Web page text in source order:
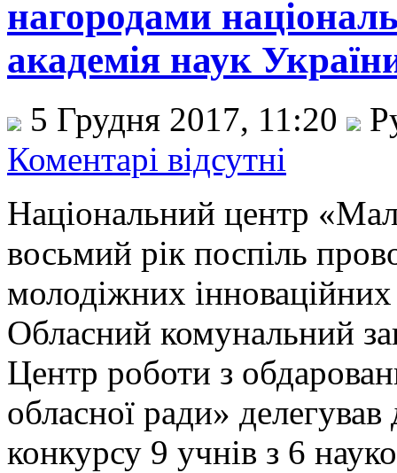
нагородами
академія наук
5 Грудня 2017, 11:20
Коментарі відсутні
Національний центр
восьмий рік поспіль
молодіжних
Обласний комунальний
Центр роботи з
обласної ради»
конкурсу 9 учнів з 6